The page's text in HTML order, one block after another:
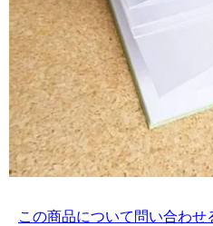
この商品について問い合わせ